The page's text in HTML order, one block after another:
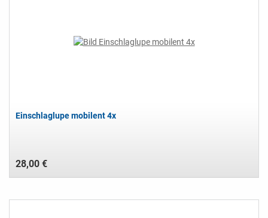
Einschlaglupe mobilent 4x
28,00 €